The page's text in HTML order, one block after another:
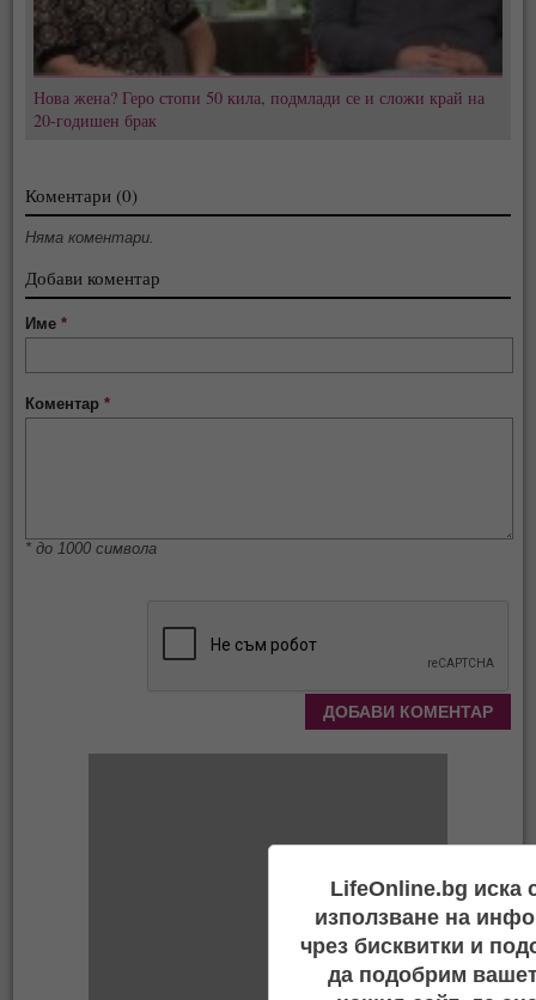
Нова жена? Геро стопи 50 кила, подмлади се и сложи край на
20-годишен брак
Коментари (0)
Няма коментари.
Добави коментар
Име*
Коментар*
* до 1000 символа
LifeOnline.bg иска
използване на
чрез бисквитки и
да подобрим